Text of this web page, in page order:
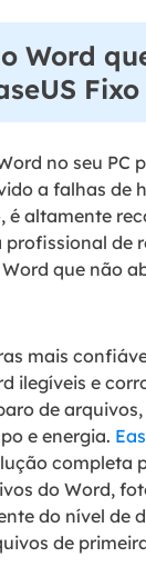
Word
no seu PC
a falhas de
é altamente
de
que não
mais
ilegíveis e
de
e energia.
completa
do Word,
do nível de
de